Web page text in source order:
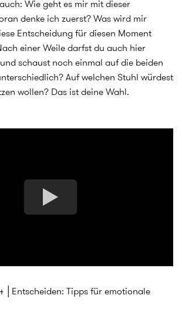
Wie geht es mir mit dieser
denke ich zuerst? Was wird mir
Entscheidung für diesen Moment
einer Weile darfst du auch hier
schaust noch einmal auf die beiden
Auf welchen Stuhl würdest
wollen? Das ist deine Wahl.
│Entscheiden: Tipps für emotionale